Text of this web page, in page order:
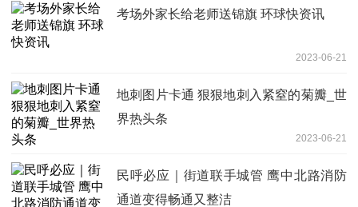
考场外家长给老师送锦旗 环球快资讯
2023-06-21
地刺图片卡通 狠狠地刺入紧窒的菊瓣_世
界热头条
2023-06-21
民呼必应｜街道联手城管 鹰中北路消防
通道变得畅通又整洁